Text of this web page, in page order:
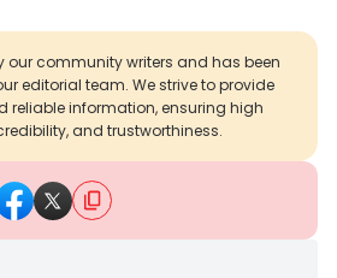
our community writers and has been
editorial team. We strive to provide
reliable information, ensuring high
and trustworthiness.